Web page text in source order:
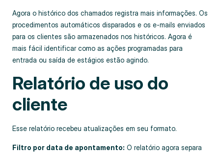
Agora o histórico dos chamados registra mais informações. Os
procedimentos automáticos disparados e os e-mails enviados
para os clientes são armazenados nos históricos. Agora é
mais fácil identificar como as ações programadas para
entrada ou saída de estágios estão agindo.
Relatório de uso do
cliente
Esse relatório recebeu atualizações em seu formato.
Filtro por data de apontamento: O relatório agora separa